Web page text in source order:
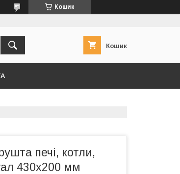
Кошик
Кошик
печі, котли,
430х200 мм